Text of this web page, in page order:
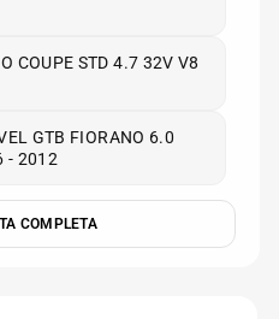
COUPE STD 4.7 32V V8
GTB FIORANO 6.0
- 2012
COMPLETA